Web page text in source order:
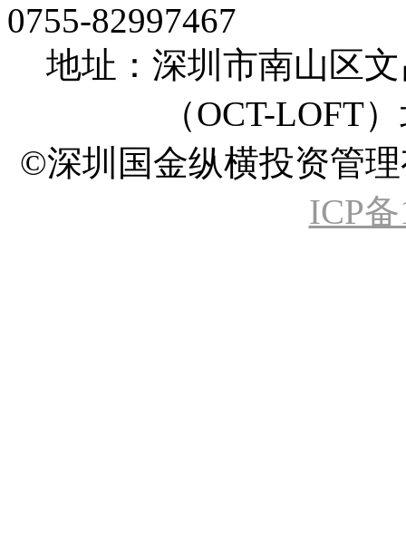
0755-82997467
地址：深圳市南山区
（OCT-LOFT
©深圳国金纵横投资管
ICP